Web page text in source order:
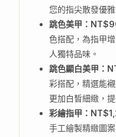
您的指尖散發優雅
跳色美甲：
色搭配，為指甲
人獨特品味。
跳色顯白美甲：
彩搭配，精選能
更加白皙細緻，
彩繪指甲：
手工繪製精緻圖